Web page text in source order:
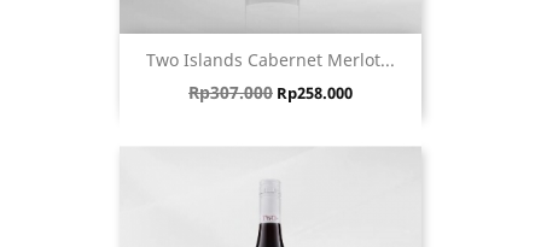
Two Islands Cabernet Merlot...
Harga biasa
Rp307.000 Harga
Rp258.000